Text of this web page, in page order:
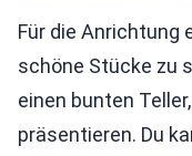
Für die Anrichtung
schöne Stücke zu
einen bunten
präsentieren. Du